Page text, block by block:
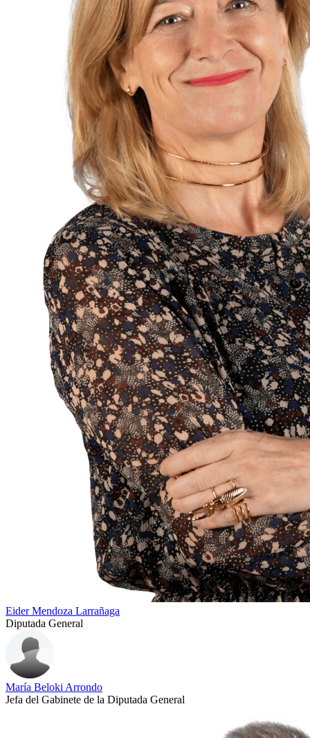
Eider Mendoza Larrañaga
Diputada General
María Beloki Arrondo
Jefa del Gabinete de la Diputada General